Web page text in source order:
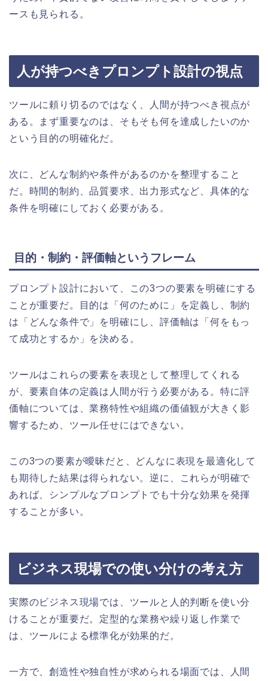
ースも見られる。
人が持つべきプロンプト設計の視点
ツールに頼り切るのではなく、人間が持つべき視点が
ある。まず重要なのは、そもそも何を達成したいのか
という目的の明確化だ。
次に、どんな制約や条件があるのかを整理すること
だ。時間的制約、品質要求、出力形式など、具体的な
条件を明確にしておく必要がある。
目的・制約・評価軸というフレーム
プロンプト設計において、この3つの要素を明確にする
ことが重要だ。目的は「何のために」を定義し、制約
は「どんな条件で」を明確にし、評価軸は「何をもっ
て成功とするか」を決める。
ツールはこれらの要素を表現として整理してくれる
が、要素自体の定義は人間が行う必要がある。特に評
価軸については、業務特性や組織の価値観が大きく影
響するため、ツール任せにはできない。
この3つの要素が曖昧だと、どんなに表現を最適化して
も期待した結果は得られない。逆に、これらが明確で
あれば、シンプルなプロンプトでも十分な効果を発揮
することが多い。
ビジネス現場での使い分けの考え方
実際のビジネス現場では、ツールと人的判断を使い分
けることが重要だ。定型的な業務や繰り返し作業で
は、ツールによる標準化が効果的だ。
一方で、創造性や独自性が求められる場面では、人間